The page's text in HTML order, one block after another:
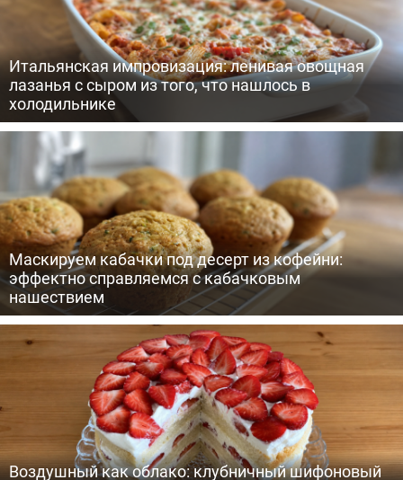
Итальянская импровизация: ленивая овощная
лазанья с сыром из того, что нашлось в
холодильнике
Маскируем кабачки под десерт из кофейни:
эффектно справляемся с кабачковым
нашествием
Воздушный как облако: клубничный шифоновый